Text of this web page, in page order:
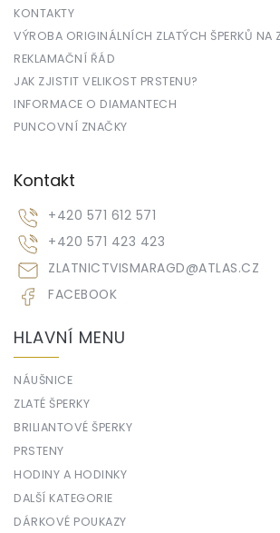
KONTAKTY
VÝROBA ORIGINÁLNÍCH ZLATÝCH ŠPERKŮ NA
REKLAMAČNÍ ŘÁD
JAK ZJISTIT VELIKOST PRSTENU?
INFORMACE O DIAMANTECH
PUNCOVNÍ ZNAČKY
Kontakt
ZLATNICTVISMARAGD@ATLAS.CZ
+420 571 612 571
+420 571 423 423
FACEBOOK
HLAVNÍ MENU
NÁUŠNICE
ZLATÉ ŠPERKY
BRILIANTOVÉ ŠPERKY
PRSTENY
HODINY A HODINKY
DALŠÍ KATEGORIE
DÁRKOVÉ POUKAZY